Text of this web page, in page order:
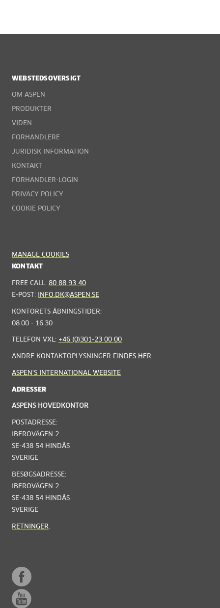
WEBSTEDSOVERSIGT
OM ASPEN
PRODUKTER
VIDEN
FORHANDLERE
JURIDISK INFORMATION
KONTAKT
FORHANDLER-LOGIN
PRIVACY POLICY
COOKIE POLICY
MANAGE COOKIES
KONTAKT
FREE CALL: 80 88 93 40
E-POST:
INFO.DK@ASPEN.SE
KONTORETS ÅBNINGSTIDER:
08.00 - 16.30
TELEFON VXL: +46 (0)301-23 00 00
ANDRE KONTAKTOPLYSNINGER FINDES HER.
ASPEN'S INTERNATIONAL WEBSITE
ADRESSER
ASPENS HOVEDKONTOR
POSTADRESSE:
IBEROVÄGEN 2
SE-438 54 HINDÅS
SVERIGE
BESØGSADRESSE:
IBEROVÄGEN 2
SE-438 54 HINDÅS
SVERIGE
RETNINGER.